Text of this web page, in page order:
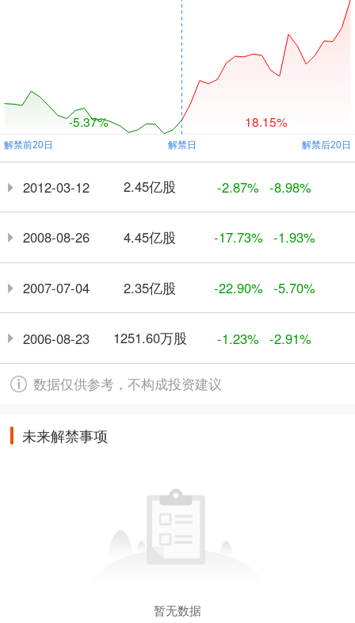
-5.37% 18.15%
2012-03-12 2.45亿股 -2.87% -8.98%
2008-08-26 4.45亿股 -17.73% -1.93%
2007-07-04 2.35亿股 -22.90% -5.70%
2006-08-23 1251.60万股 -1.23% -2.91%
数据仅供参考，不构成投资建议
未来解禁事项
暂无数据